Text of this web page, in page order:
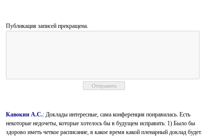
Публикация записей прекращена.
Кавокин А.С.: Доклады интересные, сама конференция понравилась. Есть
некоторые недочеты, которые хотелось бы в будущем исправить: 1) Было бы
здорово иметь четкое расписание, в какое время какой пленарный доклад будет.